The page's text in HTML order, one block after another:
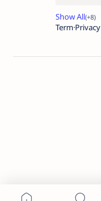
Term Privacy